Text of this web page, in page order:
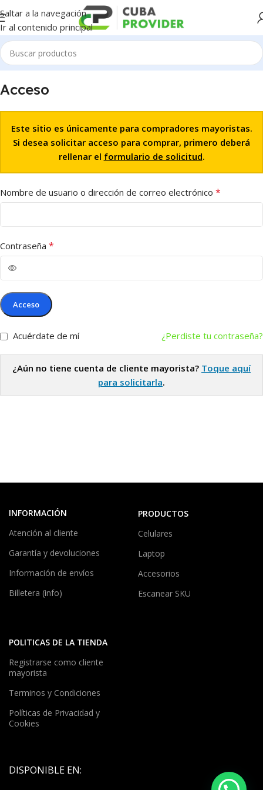
Saltar a la navegación
Ir al contenido principal
Acceso
Este sitio es únicamente para compradores mayoristas.
Si desea solicitar acceso para comprar, primero deberá
rellenar el formulario de solicitud.
Nombre de usuario o dirección de correo electrónico *
Contraseña *
Acceso
¿Perdiste tu contraseña?
Acuérdate de mí
¿Aún no tiene cuenta de cliente mayorista? Toque aquí
para solicitarla.
INFORMACIÓN
Atención al cliente
Garantía y devoluciones
Información de envíos
Billetera (info)
PRODUCTOS
Celulares
Laptop
Accesorios
Escanear SKU
POLITICAS DE LA TIENDA
Registrarse como cliente
mayorista
Terminos y Condiciones
Políticas de Privacidad y
Cookies
DISPONIBLE EN: